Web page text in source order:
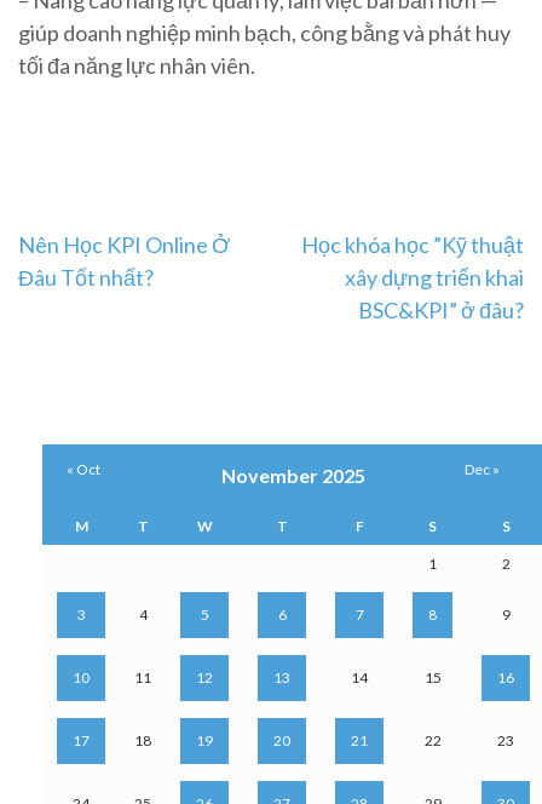
giúp doanh nghiệp minh bạch, công bằng và phát huy
tối đa năng lực nhân viên.
Post
Nên Học KPI Online Ở
Đâu Tốt nhất?
Học khóa học ”Kỹ thuật
xây dựng triển khai
BSC&KPI” ở đâu?
November 2025
M T W T F S S
1 2
3 4 5 6 7 8 9
10 11 12 13 14 15 16
17 18 19 20 21 22 23
« Oct Dec »